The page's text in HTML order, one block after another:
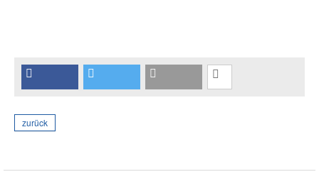
zurück